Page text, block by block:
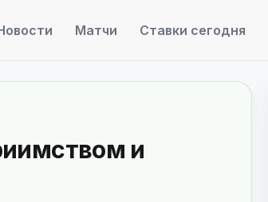
Матчи Ставки сегодня
и